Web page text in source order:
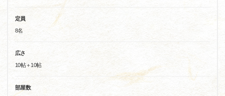
定員
8名
広さ
10帖＋10帖
部屋数